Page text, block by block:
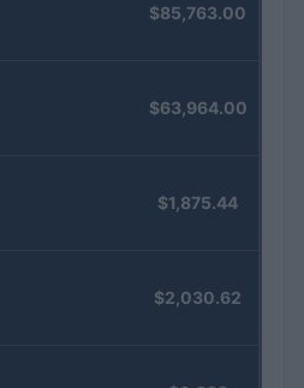
$85,763.00
$63,964.00
$1,875.44
$2,030.62